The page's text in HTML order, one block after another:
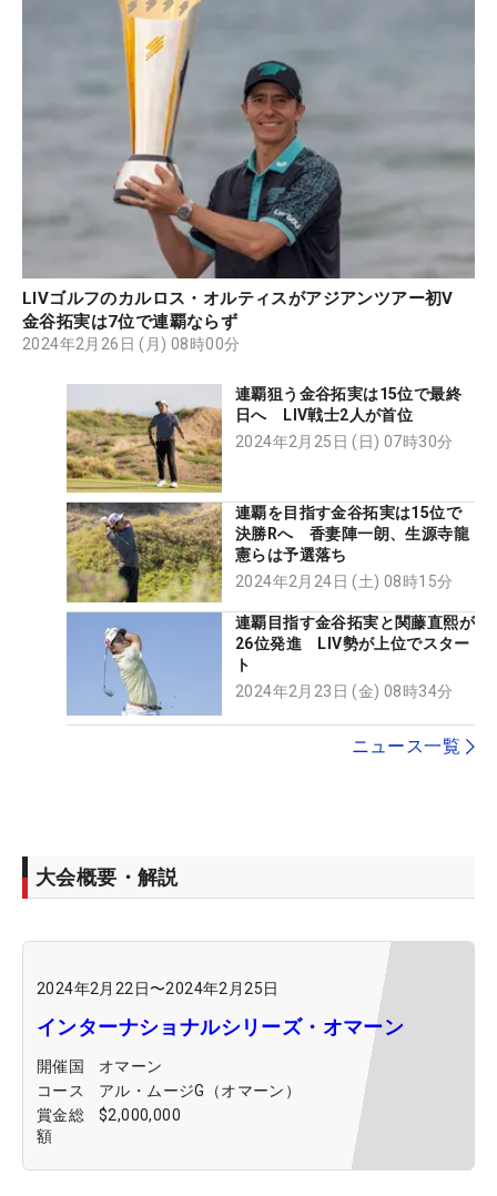
LIVゴルフのカルロス・オルティスがアジアンツアー初V
金谷拓実は7位で連覇ならず
2024年2月26日 (月) 08時00分
連覇狙う金谷拓実は15位で最終
日へ LIV戦士2人が首位
2024年2月25日 (日) 07時30分
連覇を目指す金谷拓実は15位で
決勝Rへ 香妻陣一朗、生源寺龍
憲らは予選落ち
2024年2月24日 (土) 08時15分
連覇目指す金谷拓実と関藤直熙が
26位発進 LIV勢が上位でスター
ト
2024年2月23日 (金) 08時34分
ニュース一覧
大会概要・解説
2024年2月22日〜2024年2月25日
インターナショナルシリーズ・オマーン
開催国
オマーン
コース
アル・ムージG（オマーン）
賞金総
額
$2,000,000